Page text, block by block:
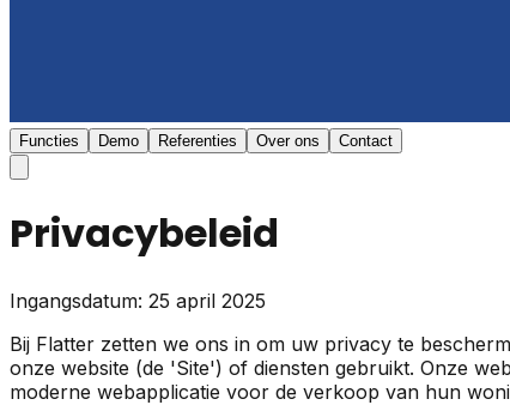
Functies Demo Referenties Over ons Contact
Privacybeleid
Ingangsdatum: 25 april 2025
Bij Flatter zetten we ons in om uw privacy te
onze website (de 'Site') of diensten gebruikt. Onze
moderne webapplicatie voor de verkoop van hun